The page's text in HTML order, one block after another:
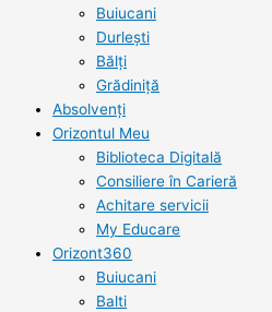
Buiucani
Durlești
Bălți
Grădiniță
Absolvenți
Orizontul Meu
Biblioteca Digitală
Consiliere în Carieră
Achitare servicii
My Educare
Orizont360
Buiucani
Balti